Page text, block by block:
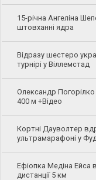
15-річна Ангеліна
штовханні ядра
Відразу шестеро
турнірі у Віллемстад
Олександр Погорілко
400 м +Відео
Кортні Дауволтер
ультрамарафоні у
Ефіопка Медіна Ейса
дистанції 5 км